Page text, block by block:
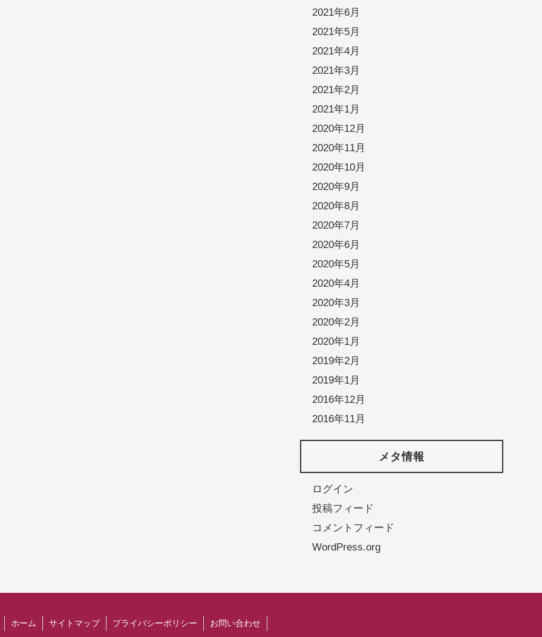
2021年6月
2021年5月
2021年4月
2021年3月
2021年2月
2021年1月
2020年12月
2020年11月
2020年10月
2020年9月
2020年8月
2020年7月
2020年6月
2020年5月
2020年4月
2020年3月
2020年2月
2020年1月
2019年2月
2019年1月
2016年12月
2016年11月
メタ情報
ログイン
投稿フィード
コメントフィード
WordPress.org
ホーム サイトマップ プライバシーポリシー お問い合わせ